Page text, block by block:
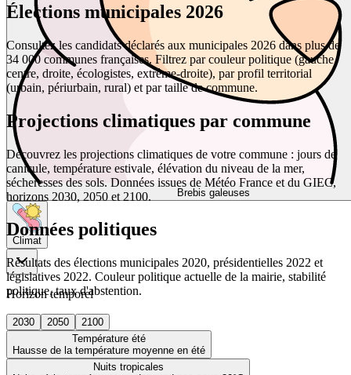
Brebis galeuses
Climat
Horizon temporel
2030 2050
2100
Température été
Hausse de la température moyenne en été
Nuits tropicales
Élections municipales 2026
Consultez les candidats déclarés aux municipales 2026 dans plus de
34 000 communes françaises. Filtrez par couleur politique (gauche,
centre, droite, écologistes, extrême-droite), par profil territorial
(urbain, périurbain, rural) et par taille de commune.
Projections climatiques par commune
Découvrez les projections climatiques de votre commune : jours de
canicule, température estivale, élévation du niveau de la mer,
sécheresses des sols. Données issues de Météo France et du GIEC,
horizons 2030, 2050 et 2100.
Données politiques
Résultats des élections municipales 2020, présidentielles 2022 et
législatives 2022. Couleur politique actuelle de la mairie, stabilité
politique, taux d'abstention.